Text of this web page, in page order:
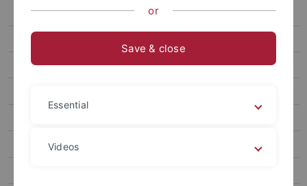
Prävention
Beratungsangebote
Für Studieninteressierte
or
Save & close
Essential
Videos